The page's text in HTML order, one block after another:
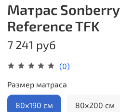
(0)
Матрас Sonberry
Reference TFK
7 241 руб
Размер матраса
80х190 см 80х200 см